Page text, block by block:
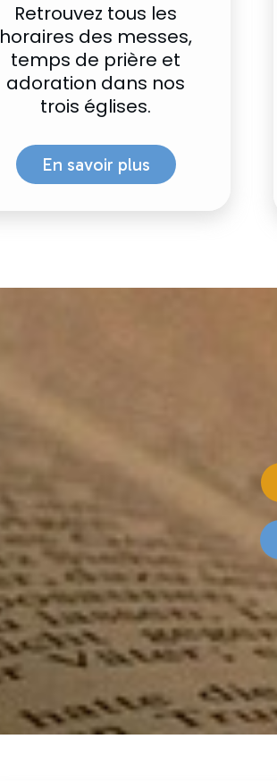
Retrouvez tous les
horaires des messes,
temps de prière et
adoration dans nos
trois églises.
En savoir plus